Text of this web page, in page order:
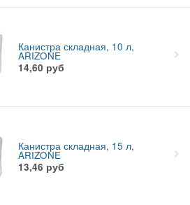
Канистра складная, 10 л,
ARIZONE
14,60 руб
Канистра складная, 15 л,
ARIZONE
13,46 руб